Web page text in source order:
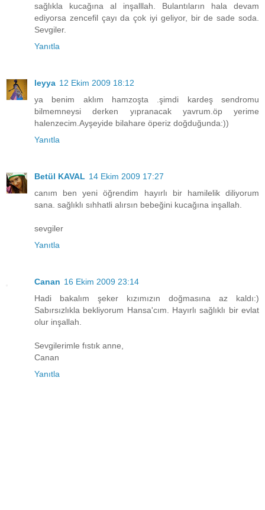
sağlıkla kucağına al inşalllah. Bulantıların hala devam
ediyorsa zencefil çayı da çok iyi geliyor, bir de sade soda.
Sevgiler.
Yanıtla
leyya 12 Ekim 2009 18:12
ya benim aklım hamzoşta .şimdi kardeş sendromu
bilmemneysi derken yıpranacak yavrum.öp yerime
halenzecim.Ayşeyide bilahare öperiz doğduğunda:))
Yanıtla
Betül KAVAL 14 Ekim 2009 17:27
canım ben yeni öğrendim hayırlı bir hamilelik diliyorum
sana. sağlıklı sıhhatli alırsın bebeğini kucağına inşallah.
sevgiler
Yanıtla
Canan 16 Ekim 2009 23:14
Hadi bakalım şeker kızımızın doğmasına az kaldı:)
Sabırsızlıkla bekliyorum Hansa'cım. Hayırlı sağlıklı bir evlat
olur inşallah.
Sevgilerimle fıstık anne,
Canan
Yanıtla